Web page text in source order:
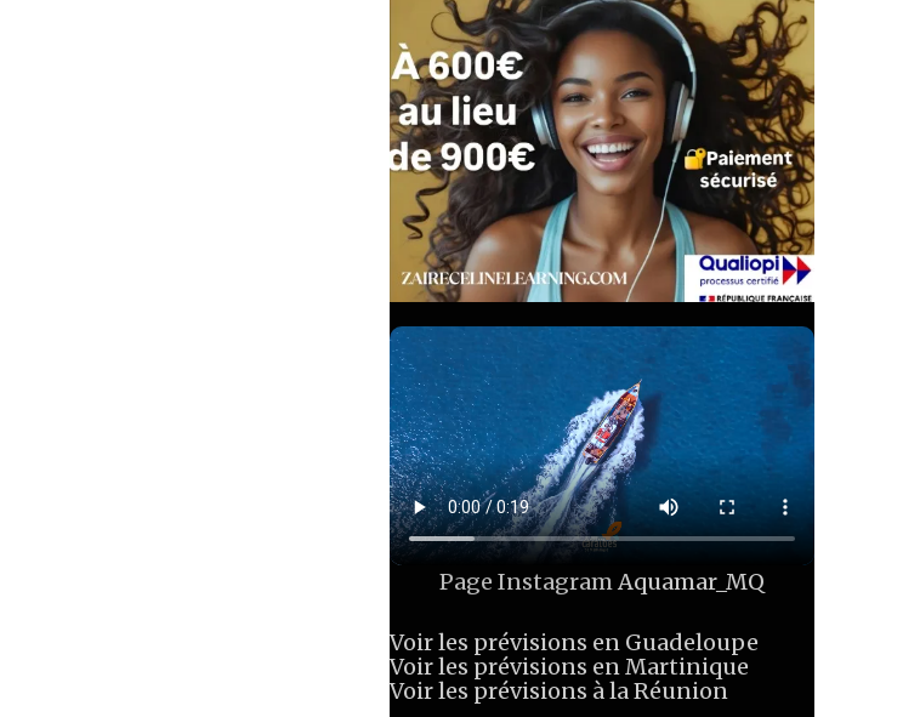
Page InstagramAquamar_MQ
Voir les prévisions en Guadeloupe
Voir les prévisions en Martinique
Voir les prévisions à la Réunion